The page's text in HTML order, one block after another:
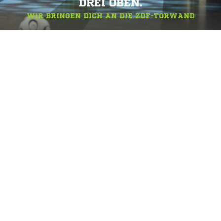
DREI OBEN.
WIR BRINGEN DICH AN DIE ZDF-TORWAND